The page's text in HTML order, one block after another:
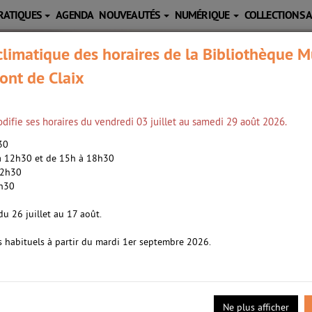
AGENDA NOUVEAUTÉS NUMÉRIQUE COLLECTIONS
/
- 2021
un paysage après la brume. Jamais elle n'aurait vu un
siècle. A dix-huit ans, Aimée se plie au charme froid d'un
première épouse est morte peu de temps après les noces.
des horaires de la Bibliothèque
de Claix
ses horaires du vendredi 03 juillet au samedi 29 août 2026.
12h30 et de 15h à 18h30
26 juillet au 17 août.
habituels à partir du mardi 1er septembre 2026.
Ne plus afficher